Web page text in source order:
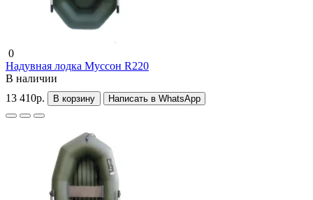
0
Надувная лодка Муссон R220
В наличии
13 410р.
В корзину Написать в WhatsApp